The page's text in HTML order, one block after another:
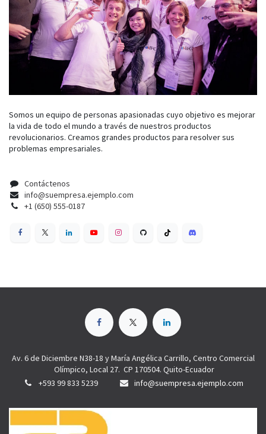
Somos un equipo de personas apasionadas cuyo objetivo es mejorar
la vida de todo el mundo a través de nuestros productos
revolucionarios. Creamos grandes productos para resolver sus
problemas empresariales.
Contáctenos
info@suempresa.ejemplo.com
+1 (650) 555-0187
Av. 6 de Diciembre N38-18 y María Angélica Carrillo, Centro Comercial
Olímpico, Local 27. CP 170504. Quito-Ecuador
+593 99 833 5239
info@suempresa.ejemplo.com